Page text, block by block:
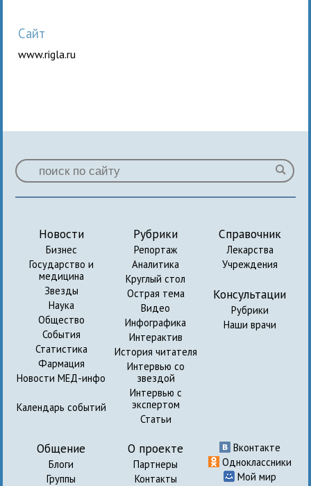
Сайт
www.rigla.ru
Новости
Бизнес
Государство и
медицина
Звезды
Наука
Общество
События
Статистика
Фармация
Новости МЕД-инфо
Календарь событий
Рубрики
Репортаж
Аналитика
Круглый стол
Острая тема
Видео
Инфографика
Интерактив
История читателя
Интервью со
звездой
Интервью с
экспертом
Статьи
Справочник
Лекарства
Учреждения
Консультации
Рубрики
Наши врачи
Общение
Блоги
Группы
О проекте
Партнеры
Контакты
Вконтакте
Одноклассники
Мой мир